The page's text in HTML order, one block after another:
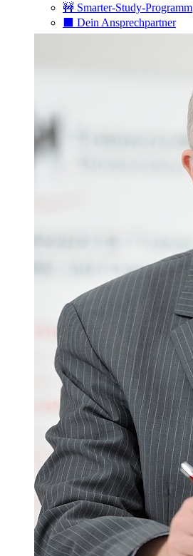
🚧 Smarter-Study-Programm
⬛️ Dein Ansprechpartner